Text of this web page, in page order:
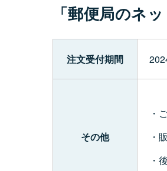
「郵便局のネ
注文受付期間
その他